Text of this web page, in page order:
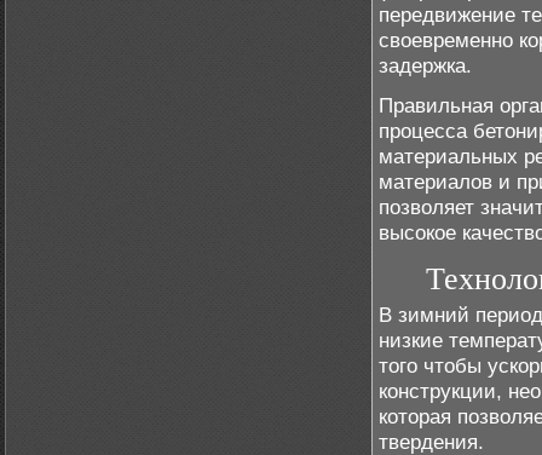
передвижение
своевременно
задержка.
Правильная
процесса
материальных
материалов и
позволяет
высокое
В зимний
низкие
того чтобы
конструкции,
которая
твердения.